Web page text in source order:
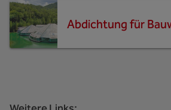
Abdichtung für